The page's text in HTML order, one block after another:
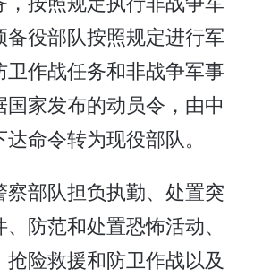
役部队按照规定进行军
作战任务和非战争军事
家发布的动员令，由中
命令转为现役部队。
察部队担负执勤、处置突
防范和处置恐怖活动、
险救援和防卫作战以及